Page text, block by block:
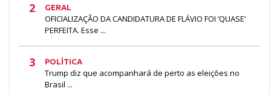
2 GERAL
OFICIALIZAÇÃO DA CANDIDATURA DE FLÁVIO FOI ‘QUASE’
PERFEITA. Esse ...
3 POLÍTICA
Trump diz que acompanhará de perto as eleições no
Brasil ...